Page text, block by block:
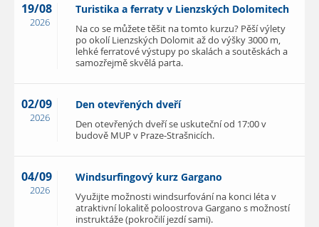
19/08
2026
Turistika a ferraty v Lienzských Dolomitech
Na co se můžete těšit na tomto kurzu? Pěší výlety
po okolí Lienzských Dolomit až do výšky 3000 m,
lehké ferratové výstupy po skalách a soutěskách a
samozřejmě skvělá parta.
02/09
2026
Den otevřených dveří
Den otevřených dveří se uskuteční od 17:00 v
budově MUP v Praze-Strašnicích.
04/09
2026
Windsurfingový kurz Gargano
Využijte možnosti windsurfování na konci léta v
atraktivní lokalitě poloostrova Gargano s možností
instruktáže (pokročilí jezdí sami).